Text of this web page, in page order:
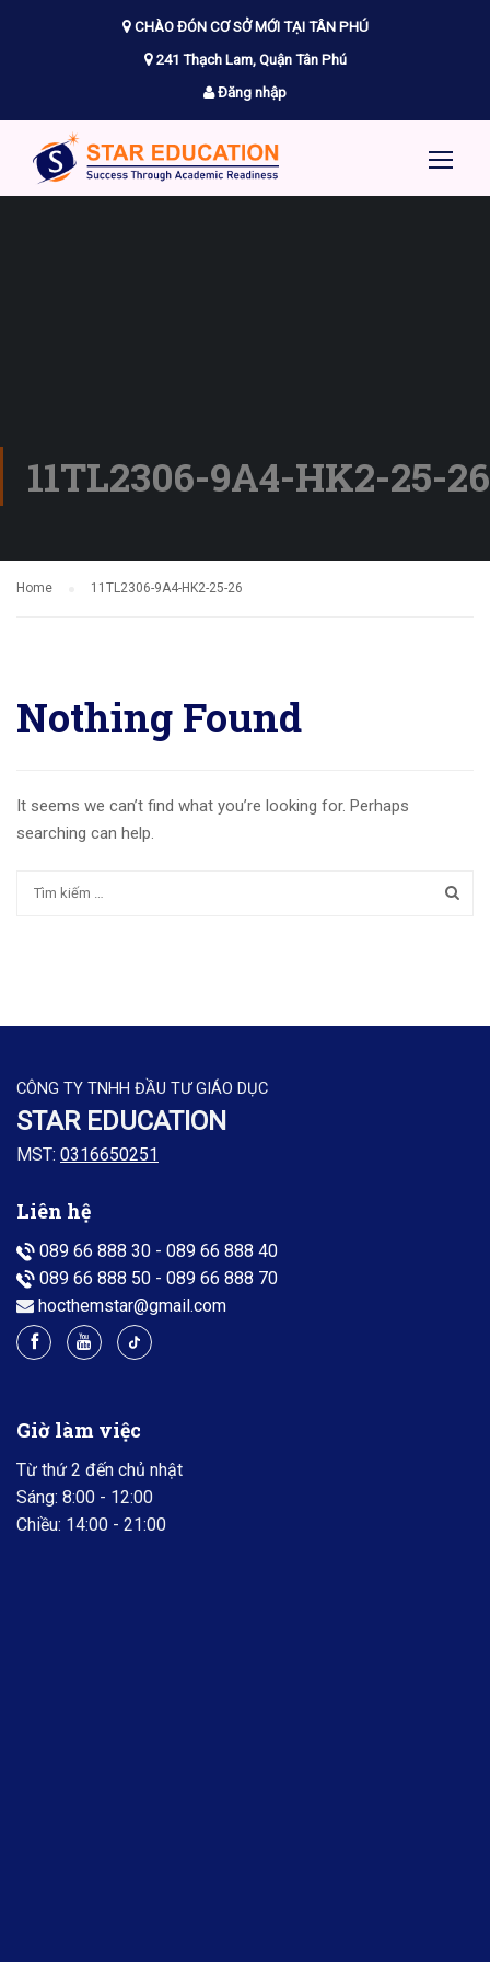
CHÀO ĐÓN CƠ SỞ MỚI TẠI TÂN PHÚ
241 Thạch Lam, Quận Tân Phú
Đăng nhập
11TL2306-9A4-HK2-25-26
Home 11TL2306-9A4-HK2-25-26
Nothing Found
It seems we can’t find what you’re looking for. Perhaps
searching can help.
CÔNG TY TNHH ĐẦU TƯ GIÁO DỤC
STAR EDUCATION
MST: 0316650251
Liên hệ
089 66 888 30 - 089 66 888 40
089 66 888 50 - 089 66 888 70
hocthemstar@gmail.com
Giờ làm việc
Từ thứ 2 đến chủ nhật
Sáng: 8:00 - 12:00
Chiều: 14:00 - 21:00